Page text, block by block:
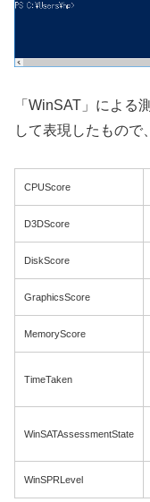
「WinSAT」による
して表現したもので
CPUScore
D3DScore
DiskScore
GraphicsScore
MemoryScore
TimeTaken
WinSATAssessmentState
WinSPRLevel